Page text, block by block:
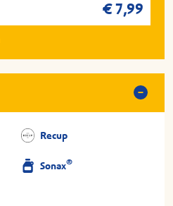
€ 7,99
Recup
Sonax®